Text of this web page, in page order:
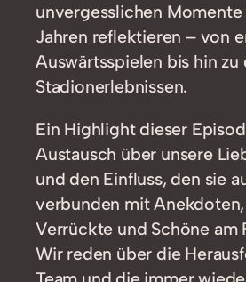
unvergesslichen
Jahren reflektieren – von
Auswärtsspielen bis hin zu
Stadionerlebnissen.
Ein Highlight dieser
Austausch über unsere
und den Einfluss, den sie
verbunden mit
Verrückte und Schöne am
Wir reden über die